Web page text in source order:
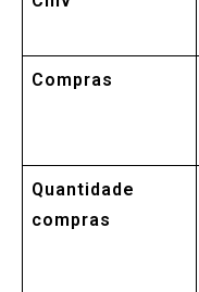
Compras
Quantidade
compras